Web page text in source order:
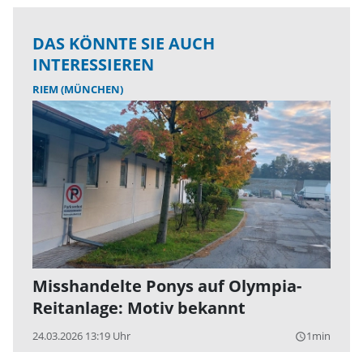
DAS KÖNNTE SIE AUCH
INTERESSIEREN
RIEM (MÜNCHEN)
Misshandelte Ponys auf Olympia-
Reitanlage: Motiv bekannt
24.03.2026 13:19 Uhr query_builder1min